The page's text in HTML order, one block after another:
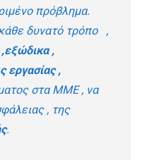
πρόβλημα.
δυνατό τρόπο ,
,εξώδικα ,
εργασίας ,
στα ΜΜΕ , να
, της
.